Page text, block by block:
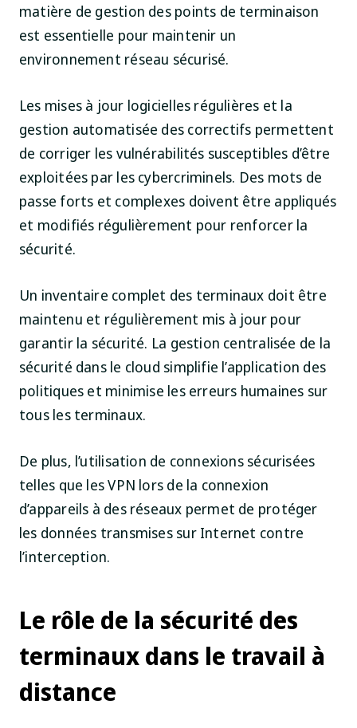
matière de gestion des points de terminaison
est essentielle pour maintenir un
environnement réseau sécurisé.
Les mises à jour logicielles régulières et la
gestion automatisée des correctifs permettent
de corriger les vulnérabilités susceptibles d’être
exploitées par les cybercriminels. Des mots de
passe forts et complexes doivent être appliqués
et modifiés régulièrement pour renforcer la
sécurité.
Un inventaire complet des terminaux doit être
maintenu et régulièrement mis à jour pour
garantir la sécurité. La gestion centralisée de la
sécurité dans le cloud simplifie l’application des
politiques et minimise les erreurs humaines sur
tous les terminaux.
De plus, l’utilisation de connexions sécurisées
telles que les VPN lors de la connexion
d’appareils à des réseaux permet de protéger
les données transmises sur Internet contre
l’interception.
Le rôle de la sécurité des
terminaux dans le travail à
distance